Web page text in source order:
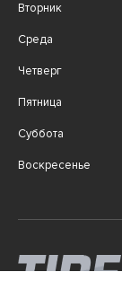
Вторник
Среда
Четверг
Пятница
Суббота
Воскресенье